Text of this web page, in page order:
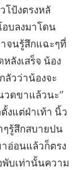
โป้งตรงหลั
อบลงมาโดน
จนรู้สึกแฉะๆที่
ลังเสร็จ น้อง
ลัวว่าน้องจะ
วดขาแล้วนะ”
งแต่ฝ่าเท้า นิ้ว
ๆรู้สึกสบายปน
อ่อนแล้วก็ตรง
บเท่านั้นความ